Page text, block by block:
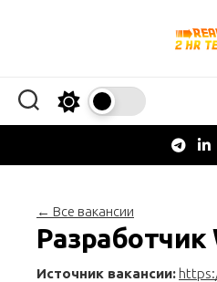
← Все вакансии
Разработчик
Источник вакансии: